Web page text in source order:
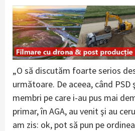
„O să discutăm foarte serios
următoare. De aceea, când PSD
membri pe care i-au pus mai
primar, în AGA, au venit şi au
am zis: ok, pot să pun pe